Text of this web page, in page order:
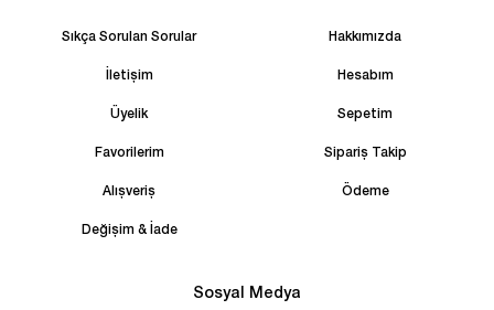
Sıkça Sorulan Sorular Hakkımızda
İletişim Hesabım
Üyelik Sepetim
Favorilerim Sipariş Takip
Alışveriş Ödeme
Değişim & İade
Sosyal Medya